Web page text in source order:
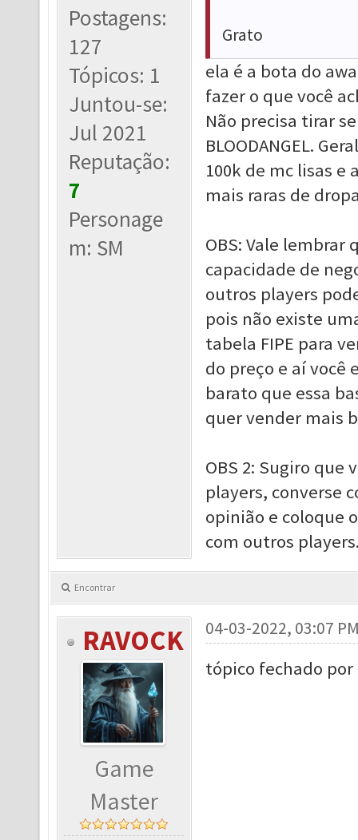
Postagens:
127
Tópicos: 1
Juntou-se:
Jul 2021
Reputação:
7
Personage
m: SM
Grato
ela é a bota do
fazer o que você
Não precisa tirar
BLOODANGEL.
100k de mc lisas e
mais raras de
OBS: Vale
capacidade de
outros players
pois não existe
tabela FIPE para
do preço e aí você
barato que essa
quer vender mais
OBS 2: Sugiro que
players, converse
opinião e coloque
com outros
Encontrar
RAVOCK
Game
Master
04-03-2022, 03:07
tópico fechado